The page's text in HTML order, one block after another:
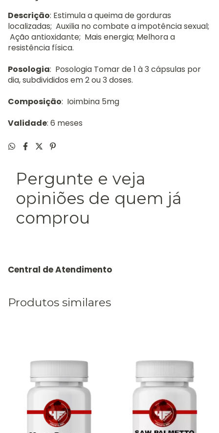
Descrição: Estimula a queima de gorduras
localizadas; Auxilia no combate a impotência sexual;
Ação antioxidante; Mais energia; Melhora a
resistência física.
Posologia: Posologia Tomar de 1 à 3 cápsulas por
dia, subdivididos em 2 ou 3 doses.
Composição: Ioimbina 5mg
Validade: 6 meses
Pergunte e veja
opiniões de quem já
comprou
Produtos similares